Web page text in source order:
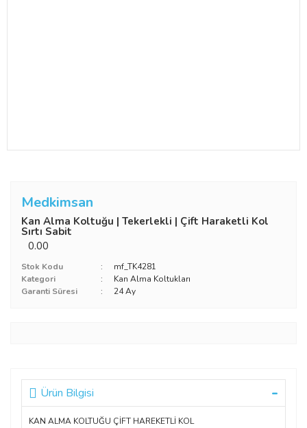
Medkimsan
Kan Alma Koltuğu | Tekerlekli | Çift Haraketli Kol
Sırtı Sabit
0.00
Stok Kodu
mf_TK4281
Kategori
Kan Alma Koltukları
Garanti Süresi
24 Ay
Ürün Bilgisi
KAN ALMA KOLTUĞU ÇİFT HAREKETLİ KOL